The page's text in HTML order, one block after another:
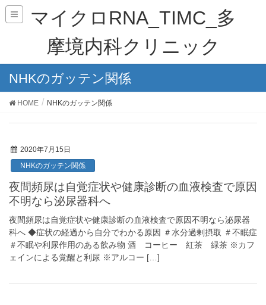
マイクロRNA_TIMC_多
摩境内科クリニック
NHKのガッテン関係
HOME NHKのガッテン関係
2020年7月15日
NHKのガッテン関係
夜間頻尿は自覚症状や健康診断の血液検査で原因
不明なら泌尿器科へ
夜間頻尿は自覚症状や健康診断の血液検査で原因不明なら泌尿器
科へ ◆症状の経過から自分でわかる原因 ＃水分過剰摂取 ＃不眠症
＃不眠や利尿作用のある飲み物 酒 コーヒー 紅茶 緑茶 ※カフ
ェインによる覚醒と利尿 ※アルコー […]